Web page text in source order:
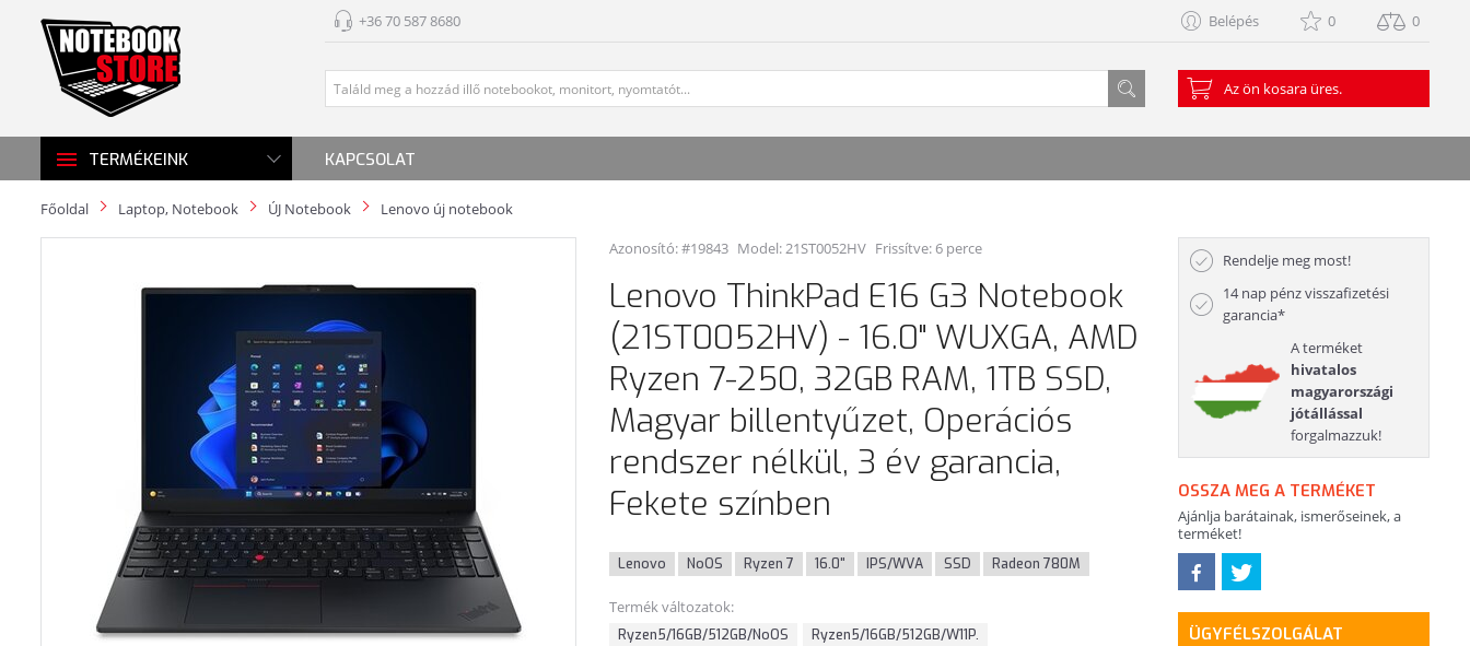
+36 70 587 8680 Belépés 0 0
Az ön kosara üres.
TERMÉKEINK KAPCSOLAT
Főoldal Laptop, Notebook ÚJ Notebook Lenovo új notebook
Azonosító: #19843 Model:21ST0052HV Frissítve: 6 perce
Lenovo ThinkPad E16 G3 Notebook
(21ST0052HV) - 16.0" WUXGA, AMD
Ryzen 7-250, 32GB RAM, 1TB SSD,
Magyar billentyűzet, Operációs
rendszer nélkül, 3 év garancia,
Fekete színben
Lenovo NoOS Ryzen 7 16.0" IPS/WVA SSD Radeon 780M
Termék változatok:
Ryzen5/16GB/512GB/NoOS
Ryzen5/16GB/512GB/W11P.
Rendelje meg most!
14 nap pénz visszafizetési
garancia*
A terméket
hivatalos
magyarországi
jótállással
forgalmazzuk!
OSSZA MEG A TERMÉKET
Ajánlja barátainak, ismerőseinek, a
terméket!
ÜGYFÉLSZOLGÁLAT